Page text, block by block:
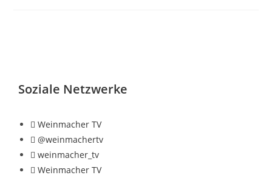
Soziale Netzwerke
Weinmacher TV
@weinmachertv
weinmacher_tv
Weinmacher TV